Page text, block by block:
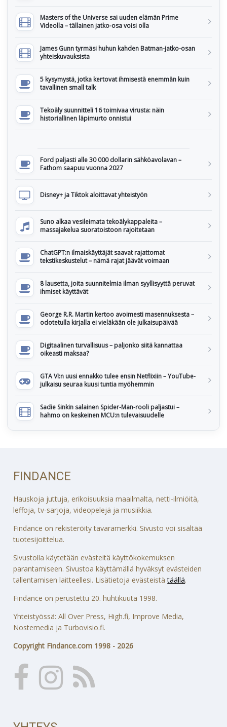
Masters of the Universe sai uuden elämän Prime
Videolla – tällainen jatko-osa voisi olla
James Gunn tyrmäsi huhun kahden Batman-jatko-osan
yhteiskuvauksista
5 kysymystä, jotka kertovat ihmisestä enemmän kuin
tavallinen small talk
Tekoäly suunnitteli 16 toimivaa virusta: näin
historiallinen läpimurto onnistui
Ford paljasti alle 30 000 dollarin sähköavolavan –
Fathom saapuu vuonna 2027
Disney+ ja Tiktok aloittavat yhteistyön
Suno alkaa vesileimata tekoälykappaleita –
massajakelua suoratoistoon rajoitetaan
ChatGPT:n ilmaiskäyttäjät saavat rajattomat
tekstikeskustelut – nämä rajat jäävät voimaan
8 lausetta, joita suunnitelmia ilman syyllisyyttä peruvat
ihmiset käyttävät
George R.R. Martin kertoo avoimesti masennuksesta –
odotetulla kirjalla ei vieläkään ole julkaisupäivää
Digitaalinen turvallisuus – paljonko siitä kannattaa
oikeasti maksaa?
GTA VI:n uusi ennakko tulee ensin Netflixiin – YouTube-
julkaisu seuraa kuusi tuntia myöhemmin
Sadie Sinkin salainen Spider-Man-rooli paljastui –
hahmo on keskeinen MCU:n tulevaisuudelle
FINDANCE
Hauskoja juttuja, erikoisuuksia maailmalta, netti-ilmiöitä,
leffoja, tv-sarjoja, videopelejä ja musiikkia.
Findance on rekisteröity tavaramerkki. Sivusto voi sisältää
tuotesijoittelua.
Sivustolla käytetään evästeitä käyttökokemuksen
parantamiseen. Sivustoa käyttämällä hyväksyt evästeiden
tallentamisen laitteellesi. Lisätietoja evästeistätäällä.
Findance on perustettu 20. huhtikuuta 1998.
Yhteistyössä: All Over Press, High.fi, Improve Media,
Nostemedia ja Turbovisio.fi.
Copyright Findance.com 1998 - 2026